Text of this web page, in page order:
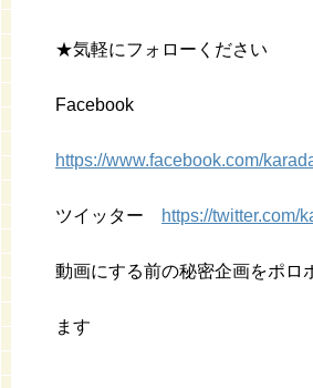
★気軽にフォローください
Facebook
https://www.facebook.com/
ツイッター https://twitter.com/
動画にする前の秘密企画をポロ
ます